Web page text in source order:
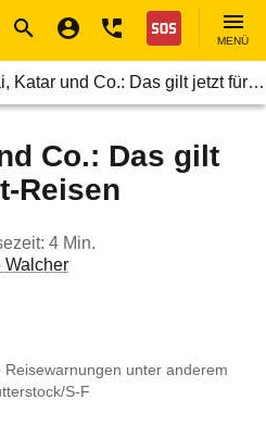
Nothilfe
MENÜ
Katar und Co.: Das gilt jetzt für…
Co.: Das gilt
Reisen
4 Min.
Walcher
Reisewarnungen unter anderem
S-F